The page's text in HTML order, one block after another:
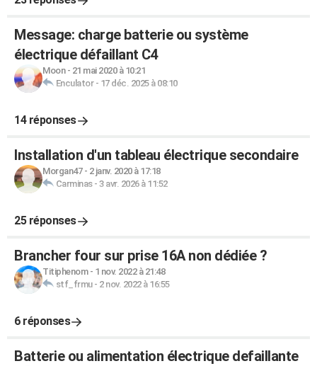
Message: charge batterie ou système
électrique défaillant C4
Moon- 21 mai 2020 à 10:21
Enculator- 17 déc. 2025 à 08:10
14 réponses
Installation d'un tableau électrique secondaire
Morgan47- 2 janv. 2020 à 17:18
Carminas- 3 avr. 2026 à 11:52
25 réponses
Brancher four sur prise 16A non dédiée ?
Titiphenom- 1 nov. 2022 à 21:48
stf_frmu- 2 nov. 2022 à 16:55
6 réponses
Batterie ou alimentation électrique defaillante